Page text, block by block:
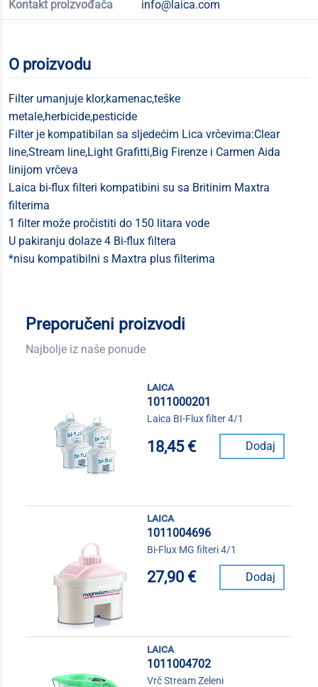
Kontakt proizvođača info@laica.com
O proizvodu
Filter umanjuje klor,kamenac,teške
metale,herbicide,pesticide
Filter je kompatibilan sa sljedećim Lica vrčevima:Clear
line,Stream line,Light Grafitti,Big Firenze i Carmen Aida
linijom vrčeva
Laica bi-flux filteri kompatibini su sa Britinim Maxtra
filterima
1 filter može pročistiti do 150 litara vode
U pakiranju dolaze 4 Bi-flux filtera
*nisu kompatibilni s Maxtra plus filterima
Preporučeni proizvodi
Najbolje iz naše ponude
laica
1011000201
Laica BI-Flux filter 4/1
18,45 € Dodaj
laica
1011004696
Bi-Flux MG filteri 4/1
27,90 € Dodaj
laica
1011004702
Vrč Stream Zeleni